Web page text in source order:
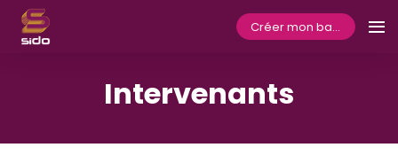
Créer mon badge
Intervenants